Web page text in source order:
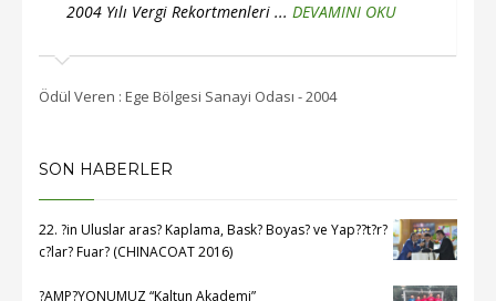
DEVAMINI OKU
- 2004
2004 Yılı Yatırım Birinciliği ...
Ödül Veren : Aydın Ticaret Odası - 2004
SON HABERLER
22. ?in Uluslar aras? Kaplama, Bask? Boyas? ve Yap??t?r?
c?lar? Fuar? (CHINACOAT 2016)
?AMP?YONUMUZ “Kaltun Akademi”